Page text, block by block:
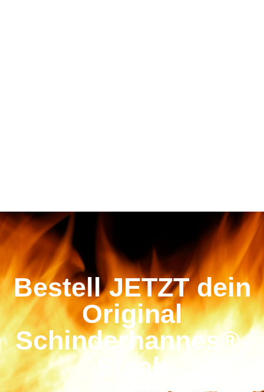
Bestell JETZT dein
Original
Schinderhannes®-
Steak